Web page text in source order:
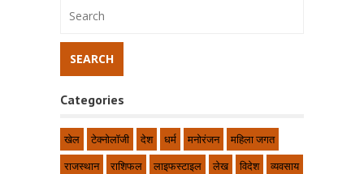
Categories
खेल टेक्नोलॉजी देश धर्म मनोरंजन
महिला जगत
राजस्थान
राशिफल लाइफस्टाइल लेख विदेश
व्यवसाय